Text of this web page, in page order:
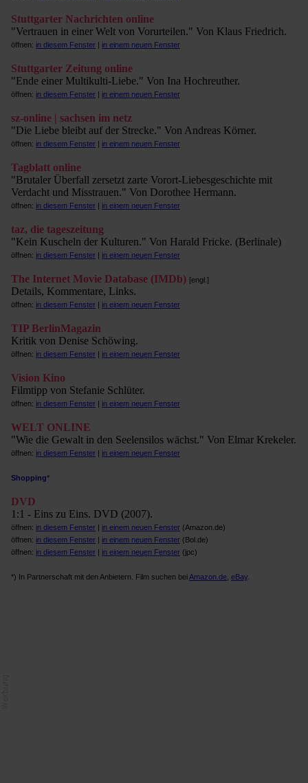
Stuttgarter Nachrichten online
"Vertrauen in einer Welt von Vorurteilen." Von Klaus Friedrich.
öffnen: in diesem Fenster | in einem neuen Fenster
Stuttgarter Zeitung online
"Ende einer Multikulti-Liebe." Von Ina Hochreuther.
öffnen: in diesem Fenster | in einem neuen Fenster
sz-online | sachsen im netz
"Die Liebe bleibt auf der Strecke." Von Andreas Körner.
öffnen: in diesem Fenster | in einem neuen Fenster
Tagblatt online
"Brutaler Überfall zersetzt zarte Vorort-Liebesgeschichte mit
Verdacht und Misstrauen." Von Dorothee Hermann.
öffnen: in diesem Fenster | in einem neuen Fenster
taz, die tageszeitung
"Kein Kuscheln der Kulturen." Von Harald Fricke. (Berlinale)
öffnen: in diesem Fenster | in einem neuen Fenster
The Internet Movie Database (IMDb) [engl.]
Details, Kommentare, Links.
öffnen: in diesem Fenster | in einem neuen Fenster
TIP BerlinMagazin
Kritik von Denise Schöwing.
öffnen: in diesem Fenster | in einem neuen Fenster
Vision Kino
Filmtipp von Stefanie Schlüter.
öffnen: in diesem Fenster | in einem neuen Fenster
WELT ONLINE
"Wie die Gewalt in den Seelensilos wächst." Von Elmar Krekeler.
öffnen: in diesem Fenster | in einem neuen Fenster
Shopping*
DVD
1:1 - Eins zu Eins. DVD (2007).
öffnen: in diesem Fenster | in einem neuen Fenster (Amazon.de)
öffnen: in diesem Fenster | in einem neuen Fenster (Bol.de)
öffnen: in diesem Fenster | in einem neuen Fenster (jpc)
*) In Partnerschaft mit den Anbietern. Film suchen beiAmazon.de eBay